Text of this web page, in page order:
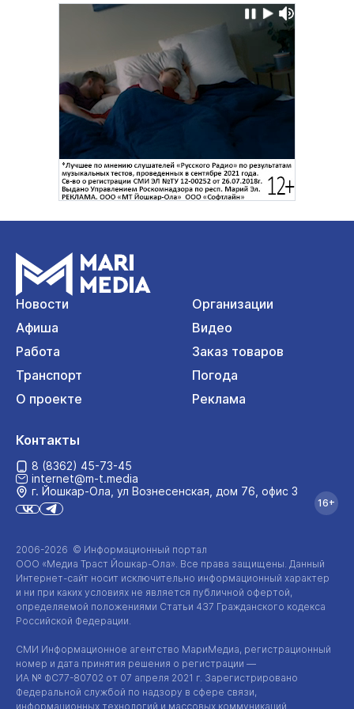
Новости
Организации
Афиша
Видео
Работа
Заказ товаров
Транспорт
Погода
О проекте
Реклама
2006-2026 © Информационный портал
ООО «Медиа Траст Йошкар-Ола». Все права защищены. Данный
Интернет-сайт носит исключительно информационный характер
и ни при каких условиях не является публичной офертой,
определяемой положениями Статьи 437 Гражданского кодекса
Российской Федерации.
СМИ Информационное агентство МариМедиа, регистрационный
номер и дата принятия решения о регистрации —
ИА № ФС77-80702 от 07 апреля 2021 г. Зарегистрировано
Федеральной службой по надзору в сфере связи,
информационных технологий и массовых коммуникаций.
Контакты
8 (8362) 45-73-45
internet@m-t.media
г. Йошкар‑Ола, ул Вознесенская, дом 76, офис 3
16+